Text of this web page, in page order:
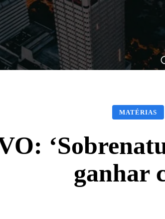
Críticas Breve Nos Cinemas
MATÉRIAS
ganhar